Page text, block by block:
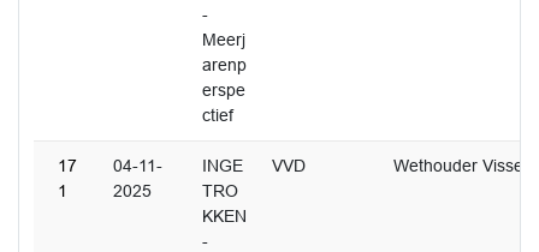
-
Meerj
arenp
erspe
ctief
17
1
04-11-
2025
INGE
TRO
KKEN
-
VVD Wethouder Visser